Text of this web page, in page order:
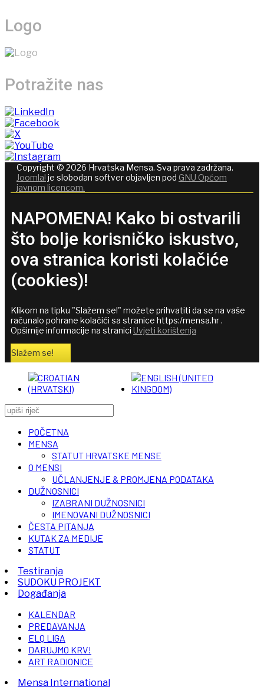
Logo
Potražite nas
Copyright © 2026 Hrvatska Mensa. Sva prava zadržana.
Joomla! je slobodan softver objavljen pod GNU Općom
javnom licencom.
NAPOMENA! Kako bi ostvarili
što bolje korisničko iskustvo,
ova stranica koristi kolačiće
(cookies)!
Klikom na tipku "Slažem se!" možete prihvatiti da se na vaše
računalo pohrane kolačići sa stranice https:/mensa.hr .
Opširnije informacije na stranici Uvjeti korištenja
Slažem se!
POČETNA
MENSA
STATUT HRVATSKE MENSE
O MENSI
UČLANJENJE & PROMJENA PODATAKA
DUŽNOSNICI
IZABRANI DUŽNOSNICI
IMENOVANI DUŽNOSNICI
ČESTA PITANJA
KUTAK ZA MEDIJE
STATUT
Testiranja
SUDOKU PROJEKT
Događanja
KALENDAR
PREDAVANJA
ELQ LIGA
DARUJMO KRV!
ART RADIONICE
Mensa International